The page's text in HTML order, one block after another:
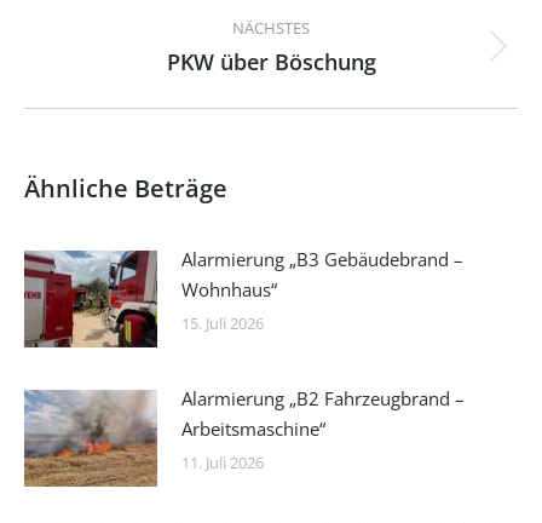
NÄCHSTES
Nächster
PKW über Böschung
Ähnliche Beträge
Alarmierung „B3 Gebäudebrand –
Wohnhaus“
15. Juli 2026
Alarmierung „B2 Fahrzeugbrand –
Arbeitsmaschine“
11. Juli 2026